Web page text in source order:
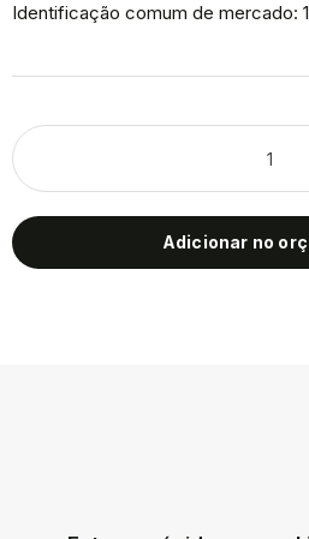
Identificação comum de mercado:
Adicionar no